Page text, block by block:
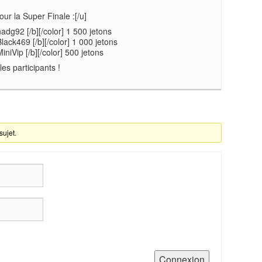
la Super Finale :[/u]
[/b][/color] 1 500 jetons
[/b][/color] 1 000 jetons
[/b][/color] 500 jetons
participants !